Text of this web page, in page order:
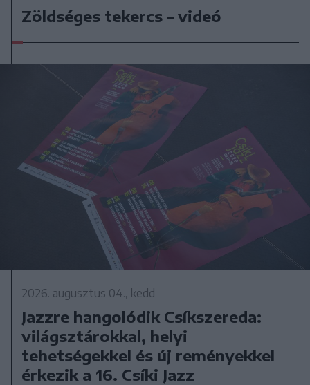
Zöldséges tekercs – videó
2026. augusztus 04., kedd
Jazzre hangolódik Csíkszereda:
világsztárokkal, helyi
tehetségekkel és új reményekkel
érkezik a 16. Csíki Jazz